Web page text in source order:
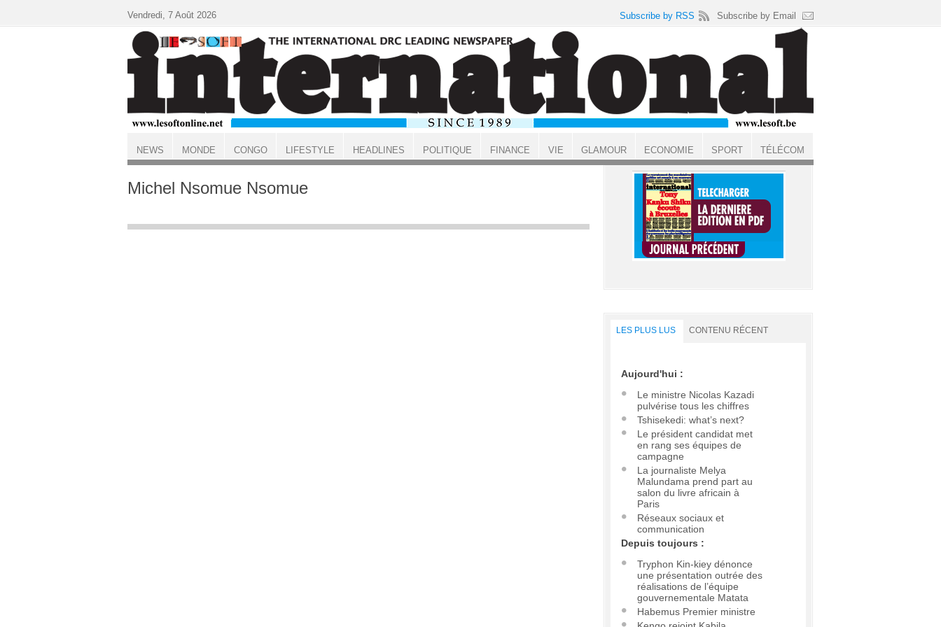
ACCUEIL
Michel Nsomue Nsomue
LES PLUS LUS CONTENU RÉCENT
Aujourd'hui :
Le ministre Nicolas Kazadi
pulvérise tous les chiffres
Tshisekedi: what’s next?
Le président candidat met
en rang ses équipes de
campagne
La journaliste Melya
Malundama prend part au
salon du livre africain à
Paris
Réseaux sociaux et
communication
Depuis toujours :
Tryphon Kin-kiey dénonce
une présentation outrée des
réalisations de l’équipe
gouvernementale Matata
Habemus Premier ministre
Vendredi, 7 Août 2026 Subscribe by RSS Subscribe by Email
NEWS MONDE CONGO LIFESTYLE HEADLINES POLITIQUE FINANCE VIE GLAMOUR ECONOMIE SPORT TÉLÉCOM